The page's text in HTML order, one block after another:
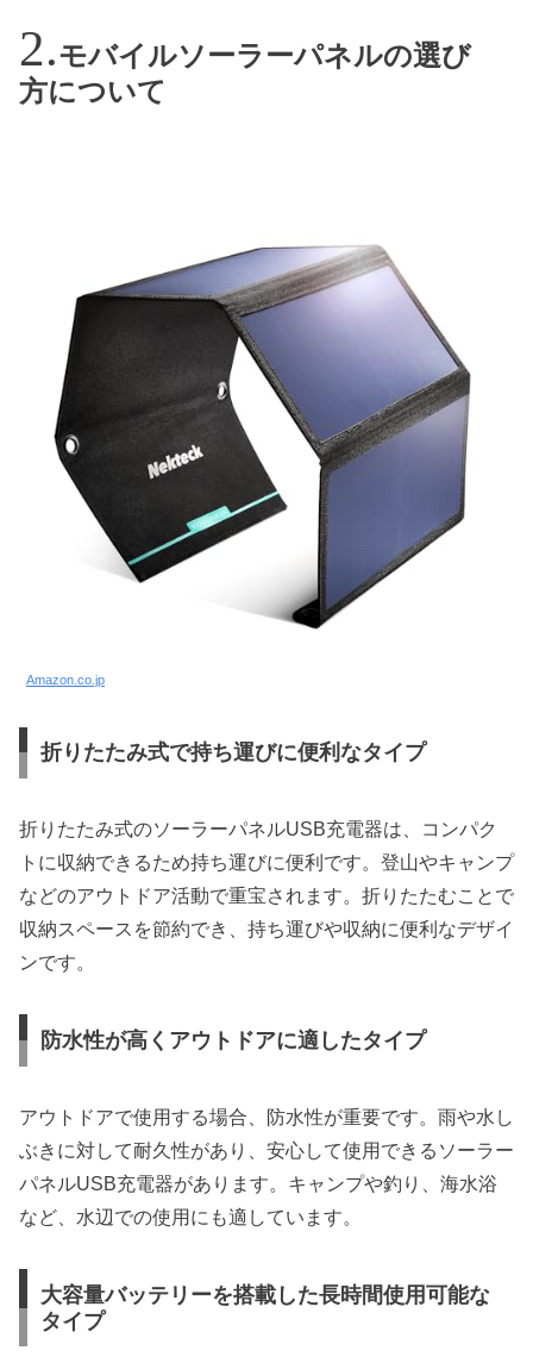
モバイルソーラーパネルの選び
方について
Amazon.co.jp
折りたたみ式で持ち運びに便利なタイプ
折りたたみ式のソーラーパネルUSB充電器は、コンパク
トに収納できるため持ち運びに便利です。登山やキャンプ
などのアウトドア活動で重宝されます。折りたたむことで
収納スペースを節約でき、持ち運びや収納に便利なデザイ
ンです。
防水性が高くアウトドアに適したタイプ
アウトドアで使用する場合、防水性が重要です。雨や水し
ぶきに対して耐久性があり、安心して使用できるソーラー
パネルUSB充電器があります。キャンプや釣り、海水浴
など、水辺での使用にも適しています。
大容量バッテリーを搭載した長時間使用可能な
タイプ